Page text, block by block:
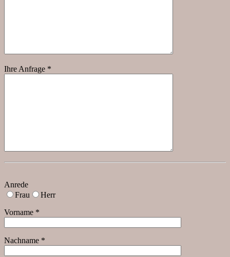
Ihre Anfrage *
Anrede
Frau
Herr
Vorname *
Nachname *